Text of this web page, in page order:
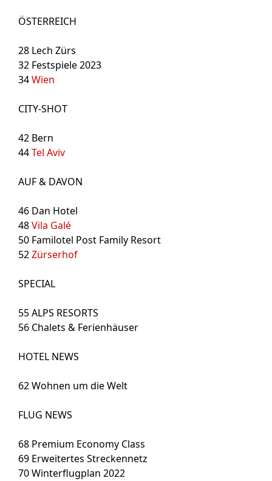
ÖSTERREICH
28 Lech Zürs
32 Festspiele 2023
34Wien
CITY-SHOT
42 Bern
44Tel Aviv
AUF & DAVON
46 Dan Hotel
48Vila Galé
50 Familotel Post Family Resort
52Zürserhof
SPECIAL
55ALPS RESORTS
56 Chalets & Ferienhäuser
HOTEL NEWS
62Wohnen um die Welt
FLUG NEWS
68 Premium Economy Class
69 Erweitertes Streckennetz
70Winterflugplan 2022